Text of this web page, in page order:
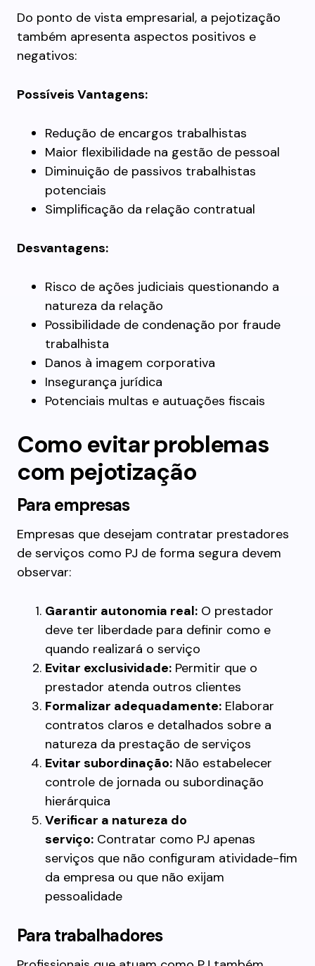
Do ponto de vista empresarial, a pejotização
também apresenta aspectos positivos e
negativos:
Possíveis Vantagens:
Redução de encargos trabalhistas
Maior flexibilidade na gestão de pessoal
Diminuição de passivos trabalhistas
potenciais
Simplificação da relação contratual
Desvantagens:
Risco de ações judiciais questionando a
natureza da relação
Possibilidade de condenação por fraude
trabalhista
Danos à imagem corporativa
Insegurança jurídica
Potenciais multas e autuações fiscais
Como evitar problemas
com pejotização
Para empresas
Empresas que desejam contratar prestadores
de serviços como PJ de forma segura devem
observar:
Garantir autonomia real: O prestador
deve ter liberdade para definir como e
quando realizará o serviço
Evitar exclusividade: Permitir que o
prestador atenda outros clientes
Formalizar adequadamente: Elaborar
contratos claros e detalhados sobre a
natureza da prestação de serviços
Evitar subordinação: Não estabelecer
controle de jornada ou subordinação
hierárquica
Verificar a natureza do
serviço: Contratar como PJ apenas
serviços que não configuram atividade-fim
da empresa ou que não exijam
pessoalidade
Para trabalhadores